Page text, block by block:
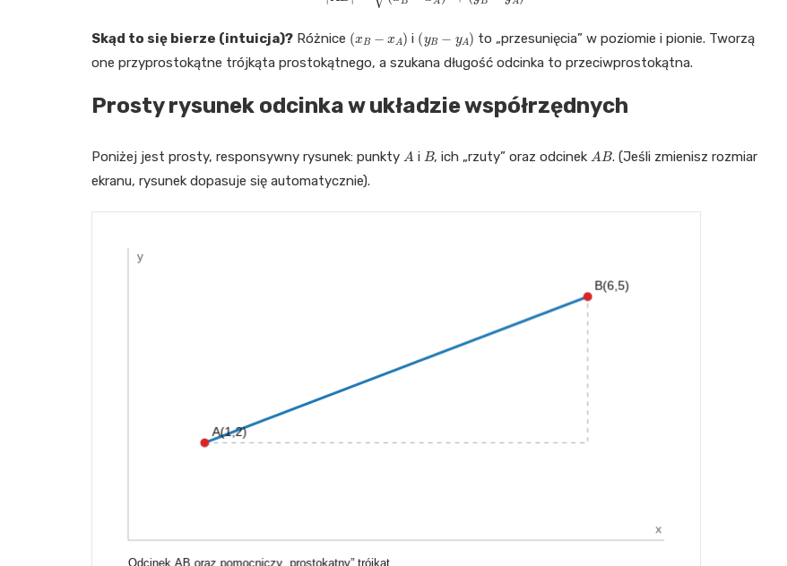
Skąd to się bierze (intuicja)? Różnice ( i ( ) to „przesunięcia” w poziomie i pionie. Tworzą
one przyprostokątne trójkąta prostokątnego, a szukana długość odcinka to przeciwprostokątna.
Prosty rysunek odcinka w układzie współrzędnych
Poniżej jest prosty, responsywny rysunek: punkty A i B, ich „rzuty” oraz odcinek A B. (Jeśli zmienisz rozmiar
ekranu, rysunek dopasuje się automatycznie).